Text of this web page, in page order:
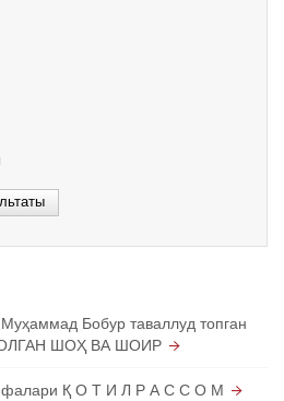
Бобур таваллуд топган
ШОҲ ВА ШОИР
Қ О Т И Л Р А С С О М